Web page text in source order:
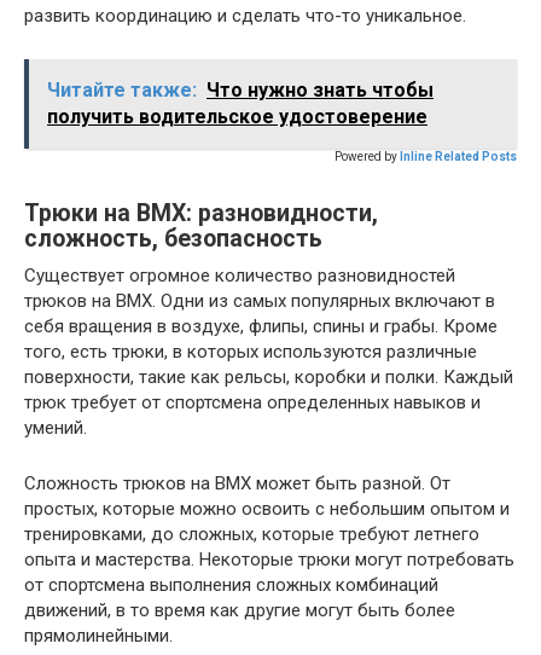
развить координацию и сделать что-то уникальное.
Читайте также: Что нужно знать чтобы
получить водительское удостоверение
Powered by Inline Related Posts
Трюки на ВМХ: разновидности,
сложность, безопасность
Существует огромное количество разновидностей
трюков на ВМХ. Одни из самых популярных включают в
себя вращения в воздухе, флипы, спины и грабы. Кроме
того, есть трюки, в которых используются различные
поверхности, такие как рельсы, коробки и полки. Каждый
трюк требует от спортсмена определенных навыков и
умений.
Сложность трюков на ВМХ может быть разной. От
простых, которые можно освоить с небольшим опытом и
тренировками, до сложных, которые требуют летнего
опыта и мастерства. Некоторые трюки могут потребовать
от спортсмена выполнения сложных комбинаций
движений, в то время как другие могут быть более
прямолинейными.